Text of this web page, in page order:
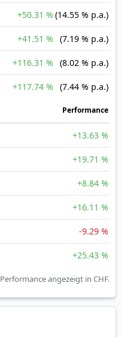
+50.31 % (14.55 % p.a.)
+41.51 % (7.19 % p.a.)
+116.31 % (8.02 % p.a.)
+117.74 % (7.44 % p.a.)
Perfor­mance
+13.63 %
+19.71 %
+8.84 %
+16.11 %
-9.29 %
+25.43 %
Performance angezeigt in CHF.